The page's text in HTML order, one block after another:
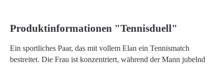
Produktinformationen "Tennisduell"
Ein sportliches Paar, das mit vollem Elan ein Tennismatch
bestreitet. Die Frau ist konzentriert, während der Mann jubelnd